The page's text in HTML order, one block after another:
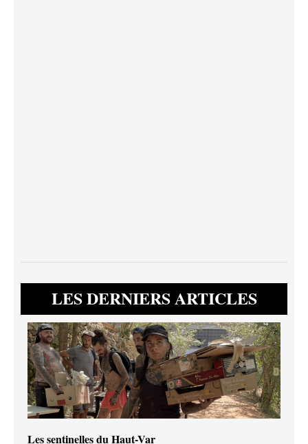
LES DERNIERS ARTICLES
Les sentinelles du Haut-Var